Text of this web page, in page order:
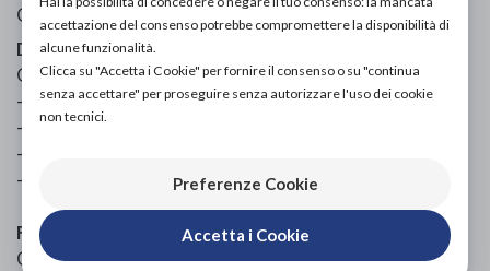
GUANTI COTONE BIANCHI 8
Descrizione
Guanti in cotone bianchi.
- Misura 8
- Colore: bianco
- Lunghezza: min 24 cm, max 26 cm
- Peso: min 23 g, max 25 g.
Formato
Confezione da 10 pezzi.
accettazione del consenso potrebbe compromettere la disponibilità di
alcune funzionalità.
Clicca su "Accetta i Cookie" per fornire il consenso o su "continua
senza accettare" per proseguire senza autorizzare l'uso dei cookie
non tecnici.
Preferenze Cookie
Accetta i Cookie